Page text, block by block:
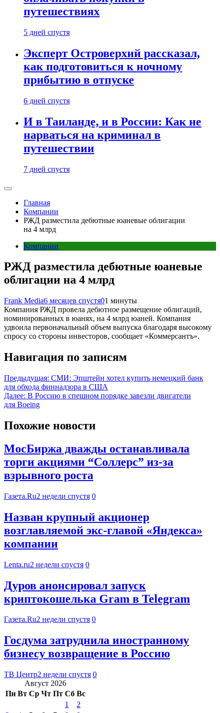
путешествиях
5 дней спустя
Эксперт Островерхий рассказал,
как подготовиться к ночному
прибытию в отпуске
6 дней спустя
И в Таиланде, и в России: Как не
нарваться на криминал в
путешествии
7 дней спустя
Главная
Компании
РЖД разместила дебютные юаневые облигации
на 4 млрд
Компании
РЖД разместила дебютные юаневые
облигации на 4 млрд
Frank Media6 месяцев спустя01 минуты
Компания РЖД провела дебютное размещение облигаций,
номинированных в юанях, на 4 млрд юаней. Компания
удвоила первоначальный объем выпуска благодаря высокому
спросу со стороны инвесторов, сообщает «Коммерсантъ».
Навигация по записям
Предыдущая: СМИ: Эпштейн хотел купить немецкий банк
для обхода финнадзора в США
Далее: В Россию в спешном порядке завезли двигатели
для Boeing
Похожие новости
МосБиржа дважды останавливала
торги акциями “Соллерс” из-за
взрывного роста
Газета.Ru2 недели спустя 0
Назван крупный акционер
возглавляемой экс-главой «Яндекса»
компании
Lenta.ru2 недели спустя 0
Дуров анонсировал запуск
криптокошелька Gram в Telegram
Газета.Ru2 недели спустя 0
Госдума затруднила иностранному
бизнесу возвращение в Россию
ТВ Центр2 недели спустя 0
Август 2026
Пн Вт Ср Чт Пт Сб Вс
1
2